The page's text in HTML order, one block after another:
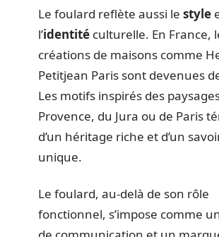
Le foulard reflète aussi le style
l’identité culturelle. En France,
créations de maisons comme
Petitjean Paris sont devenues
Les motifs inspirés des
Provence, du Jura ou de Paris
d’un héritage riche et d’un
unique.
Le foulard, au-delà de son rôle
fonctionnel, s’impose comme